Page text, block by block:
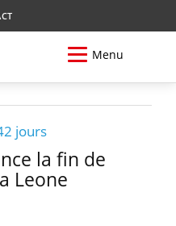
Menu
jours
la fin de
Leone